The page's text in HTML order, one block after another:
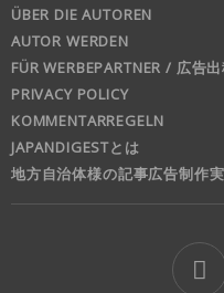
ÜBER DIE AUTOREN
AUTOR WERDEN
FÜR WERBEPARTNER / 広告
PRIVACY POLICY
KOMMENTARREGELN
JAPANDIGESTとは
地方自治体様の記事広告制作